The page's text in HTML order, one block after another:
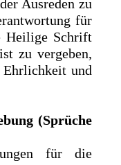
Ausreden zu
für
Heilige Schrift
zu vergeben,
Ehrlichkeit und
(Sprüche
für die